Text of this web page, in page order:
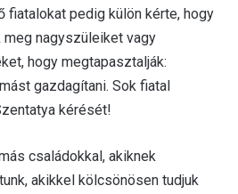
fiatalokat pedig külön kérte, hogy
nagyszüleiket vagy
hogy megtapasztalják:
gazdagítani. Sok fiatal
kérését!
családokkal, akiknek
akikkel kölcsönösen tudjuk